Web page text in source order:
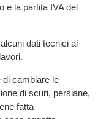
e la partita IVA del
dati tecnici al
di cambiare le
di scuri, persiane,
fatta